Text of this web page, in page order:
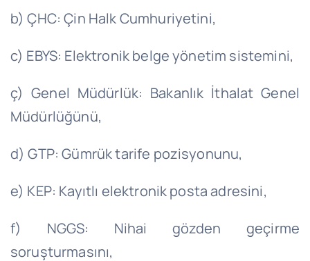
b) ÇHC: Çin Halk Cumhuriyetini,
c) EBYS: Elektronik belge yönetim sistemini,
ç) Genel Müdürlük: Bakanlık İthalat Genel
Müdürlüğünü,
d) GTP: Gümrük tarife pozisyonunu,
e) KEP: Kayıtlı elektronik posta adresini,
f) NGGS: Nihai gözden geçirme
soruşturmasını,